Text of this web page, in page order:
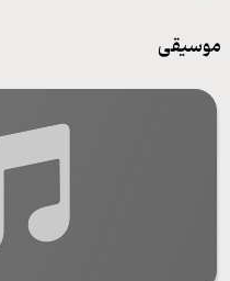
موسیقی